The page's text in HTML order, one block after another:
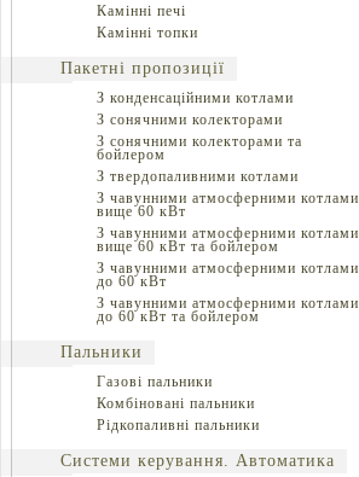
Камінні печі
Камінні топки
Пакетні пропозиції
З конденсаційними котлами
З сонячними колекторами
З сонячними колекторами та
бойлером
З твердопаливними котлами
З чавунними атмосферними котлами
вище 60 кВт
З чавунними атмосферними котлами
вище 60 кВт та бойлером
З чавунними атмосферними котлами
до 60 кВт
З чавунними атмосферними котлами
до 60 кВт та бойлером
Пальники
Газові пальники
Комбіновані пальники
Рідкопаливні пальники
Системи керування. Автоматика